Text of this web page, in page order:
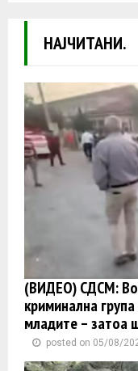
НАЈЧИТАНИ.
(ВИДЕО) СДСМ: Во
криминална
младите – затоа
posted on 05/08/